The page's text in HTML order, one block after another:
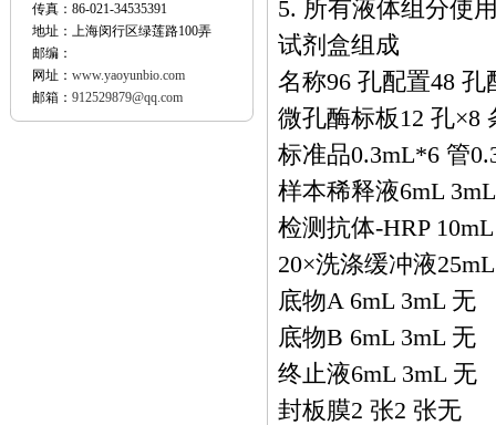
传真：86-021-34535391
地址：上海闵行区绿莲路100弄
邮编：
网址： www.yaoyunbio.com
邮箱： 912529879@qq.com
5. 所有液体组分使
试剂盒组成
名称96 孔配置48 孔
微孔酶标板12 孔×8
标准品0.3mL*6 管
样本稀释液6mL
检测抗体-HRP
20×洗涤缓冲液
底物A 6mL 3mL 无
底物B 6mL 3mL 无
终止液6mL 3mL 无
封板膜2 张2 张无